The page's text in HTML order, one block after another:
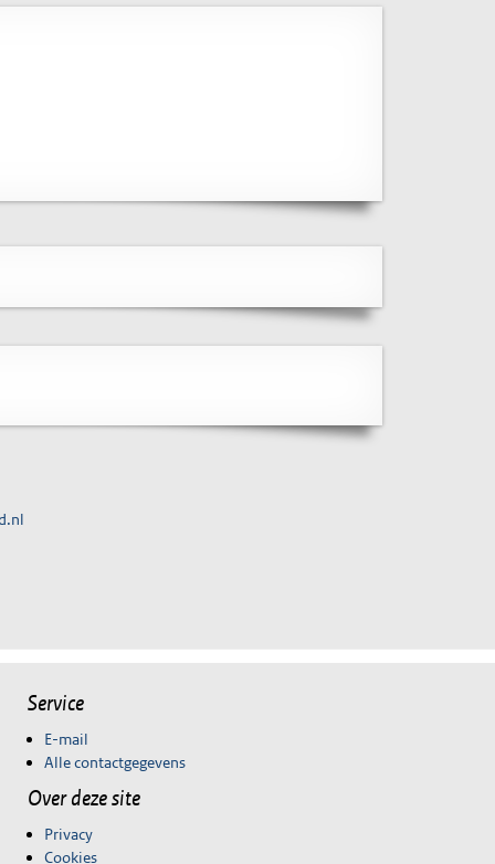
Service
E-mail
Alle contactgegevens
Over deze site
Privacy
Cookies